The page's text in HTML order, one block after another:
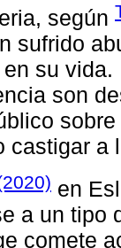
según
sufrido
su
son
castigar a
en
a un tipo
comete